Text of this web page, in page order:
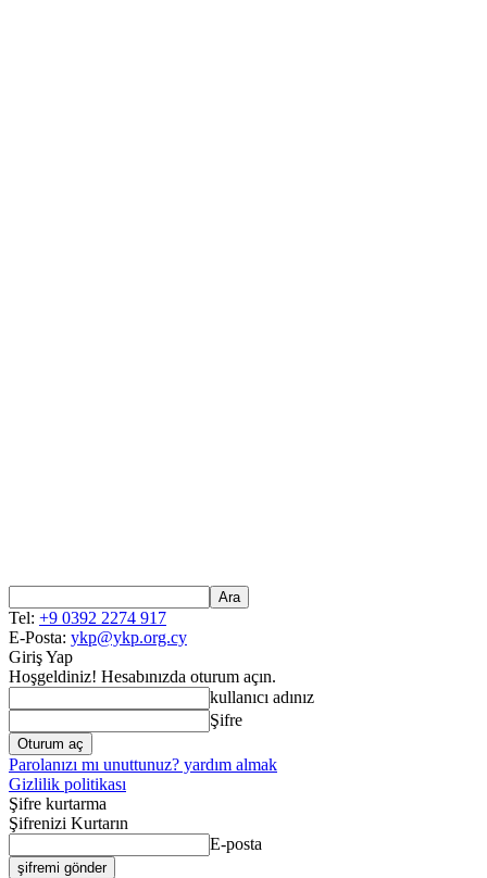
Tel: +9 0392 2274 917
E-Posta: ykp@ykp.org.cy
Giriş Yap
Hoşgeldiniz! Hesabınızda oturum açın.
kullanıcı adınız
Şifre
Parolanızı mı unuttunuz? yardım almak
Gizlilik politikası
Şifre kurtarma
Şifrenizi Kurtarın
E-posta